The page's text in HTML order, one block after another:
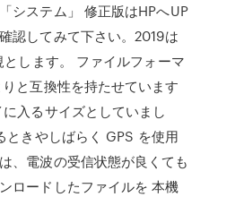
システム」 修正版はHPへUP
認してみて下さい。2019は
します。 ファイルフォーマ
と互換性を持たせています
入るサイズとしていまし
ときやしばらく GPS を使用
、電波の受信状態が良くても
ロードしたファイルを 本機